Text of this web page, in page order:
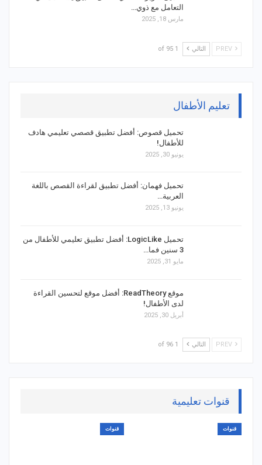
التعامل مع ذوي…
مارس 18, 2025
التالي 1 of 95
تعليم الأطفال
تحميل قصوص: أفضل تطبيق قصصي تعليمي هادف
للأطفال!
يونيو 30, 2025
تحميل فهمان: أفضل تطبيق لقراءة القصص باللغة
العربية…
يونيو 13, 2025
تحميل LogicLike: أفضل تطبيق تعليمي للأطفال من
3 سنين فما…
مايو 31, 2025
موقع ReadTheory: أفضل موقع لتحسين القراءة
لدى الأطفال!
أبريل 30, 2025
التالي 1 of 96
قنوات تعليمية
قنوات قنوات